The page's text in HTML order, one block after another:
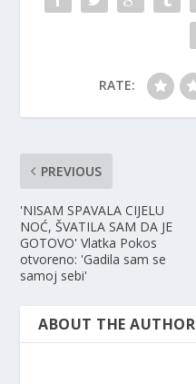
RATE:
PREVIOUS
'NISAM SPAVALA CIJELU
NOĆ, ŠVATILA SAM DA JE
GOTOVO' Vlatka Pokos
otvoreno: 'Gadila sam se
samoj sebi'
ABOUT THE AUTHOR